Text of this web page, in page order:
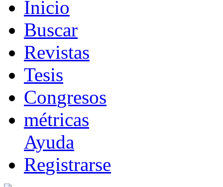
Inicio
Buscar
Revistas
Tesis
Congresos
métricas
Ayuda
Registrarse